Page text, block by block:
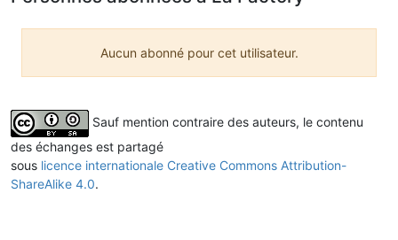
Aucun abonné pour cet utilisateur.
Sauf mention contraire des auteurs, le contenu
des échanges est partagé
sous licence internationale Creative Commons Attribution-
ShareAlike 4.0.